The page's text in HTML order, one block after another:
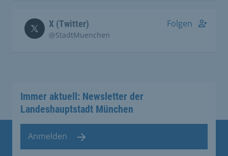
X (Twitter)
@StadtMuenchen
Folgen
Immer aktuell: Newsletter der
Landeshauptstadt München
Anmelden